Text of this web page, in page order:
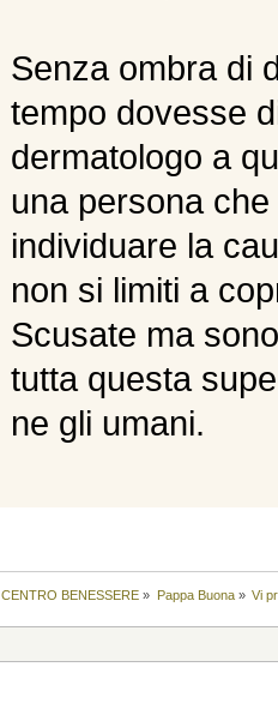
Senza ombra di
tempo dovesse
dermatologo a
una persona
individuare la
non si limiti a
Scusate ma
tutta questa
ne gli umani.
CENTRO BENESSERE » Pappa Buona» Vi